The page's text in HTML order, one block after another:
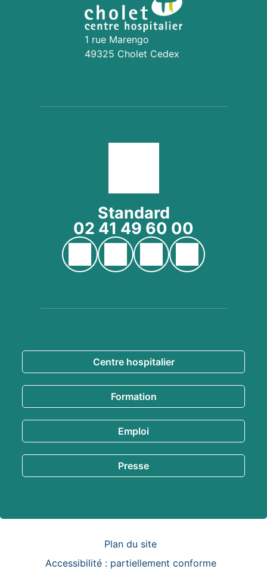
1 rue Marengo
49325 Cholet Cedex
Standard
02 41 49 60 00
Page YouTube du CH Cholet
Page Facebook du CH Cholet
Page Instagram du CH
Page LinkedIn
En savoirplus
Centre hospitalier
Formation
Emploi
Presse
Plan du site
Accessibilité : partiellement conforme